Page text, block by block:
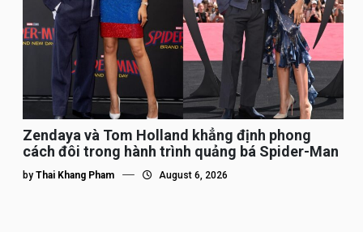
Zendaya và Tom Holland khẳng định phong
cách đôi trong hành trình quảng bá Spider-Man
by Thai Khang Pham August 6, 2026